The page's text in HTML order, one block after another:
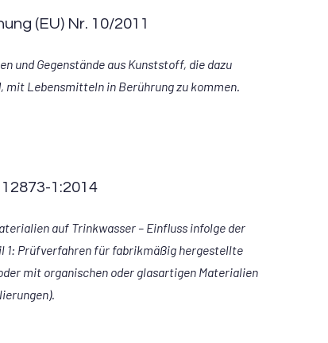
(EU) Nr. 10/2011
und Gegenstände aus Kunststoff, die dazu
mit Lebensmitteln in Berührung zu kommen.
1:2014
auf Trinkwasser – Einfluss infolge der
1: Prüfverfahren für fabrikmäßig hergestellte
mit organischen oder glasartigen Materialien